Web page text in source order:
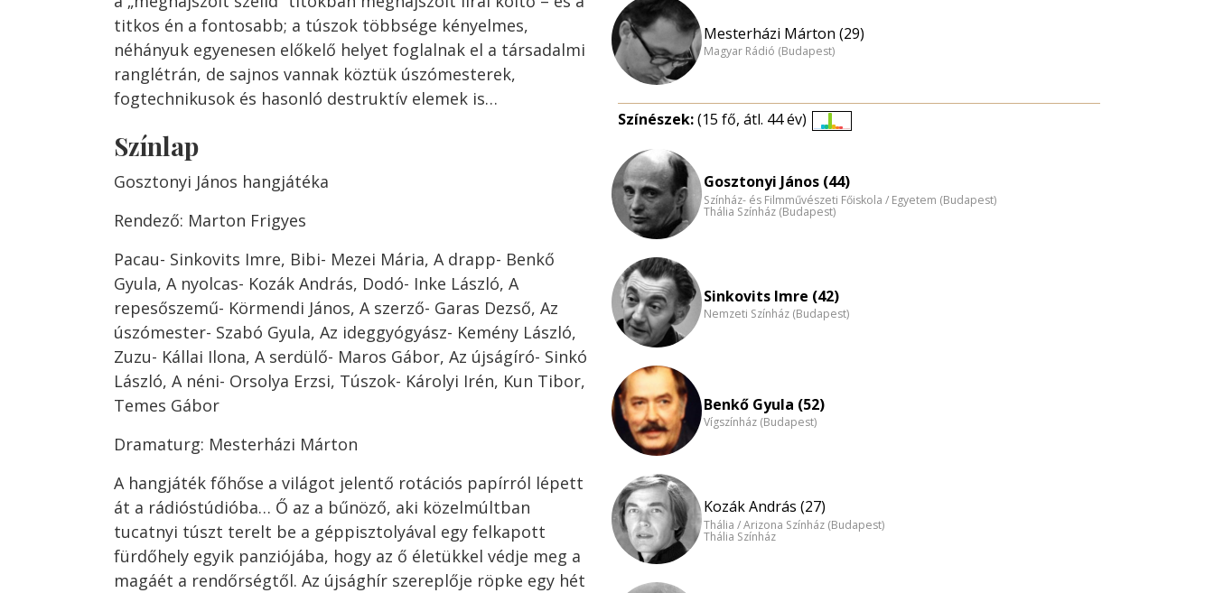
titkos én a fontosabb; a túszok többsége kényelmes,
néhányuk egyenesen előkelő helyet foglalnak el a társadalmi
ranglétrán, de sajnos vannak köztük úszómesterek,
fogtechnikusok és hasonló destruktív elemek is…
Színlap
Gosztonyi János hangjátéka
Rendező: Marton Frigyes
Pacau- Sinkovits Imre, Bibi- Mezei Mária, A drapp- Benkő
Gyula, A nyolcas- Kozák András, Dodó- Inke László, A
repesőszemű- Körmendi János, A szerző- Garas Dezső, Az
úszómester- Szabó Gyula, Az ideggyógyász- Kemény László,
Zuzu- Kállai Ilona, A serdülő- Maros Gábor, Az újságíró- Sinkó
László, A néni- Orsolya Erzsi, Túszok- Károlyi Irén, Kun Tibor,
Temes Gábor
Dramaturg: Mesterházi Márton
A hangjáték főhőse a világot jelentő rotációs papírról lépett
át a rádióstúdióba… Ő az a bűnöző, aki közelmúltban
tucatnyi túszt terelt be a géppisztolyával egy felkapott
fürdőhely egyik panziójába, hogy az ő életükkel védje meg a
magáét a rendőrségtől. Az újsághír szereplője röpke egy hét
Mesterházi Márton (29)
Magyar Rádió (Budapest)
Színészek:(15 fő, átl. 44 év)
nagyítása
Gosztonyi János (44)
Színház- és Filmművészeti Főiskola / Egyetem (Budapest)
Thália Színház (Budapest)
Sinkovits Imre (42)
Nemzeti Színház (Budapest)
Benkő Gyula (52)
Vígszínház (Budapest)
Kozák András (27)
Thália / Arizona Színház (Budapest)
Thália Színház